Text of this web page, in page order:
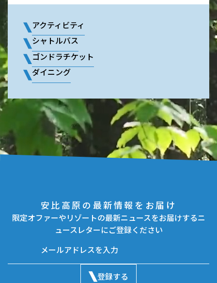
アクティビティ
シャトルバス
ゴンドラチケット
ダイニング
安比高原の最新情報をお届け
限定オファーやリゾートの最新ニュースをお届けするニ
ュースレターにご登録ください
登録する